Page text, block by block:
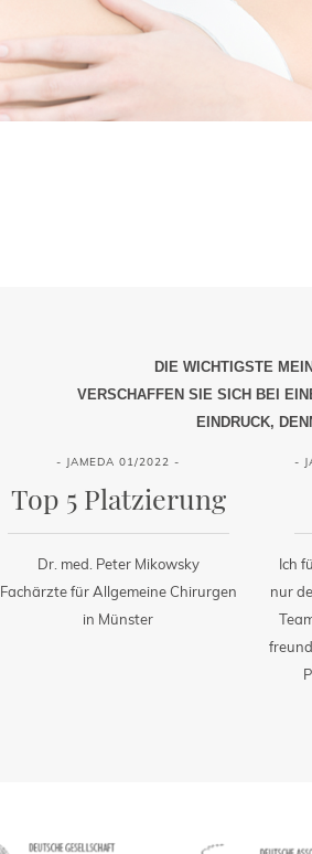
DIE WICHTIGSTE
VERSCHAFFEN SIE SICH BEI
EINDRUCK,
- JAMEDA 01/2022 -
Top 5 Platzierung
Dr. med. Peter Mikowsky
Fachärzte für Allgemeine Chirurgen
in Münster
-
Ich
nur